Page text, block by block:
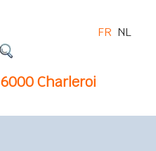
6000 Charleroi
FR NL